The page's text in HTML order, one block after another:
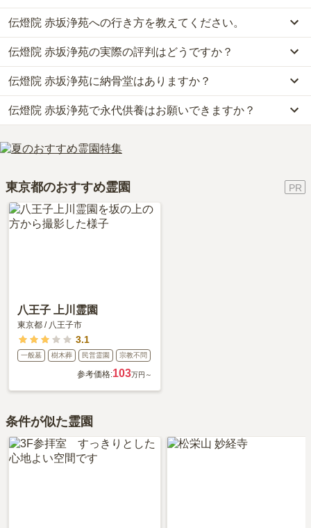
伝燈院 赤坂浄苑では、納骨堂が約150万円からお求めいただけま
す。
なお、伝燈院 赤坂浄苑がある東京都の相場は、納骨堂が約96万円
です。
お墓は、価格が高いものがよい、安いものが悪い、という訳ではあ
きる場所を選ぶことです。
伝燈院 赤坂浄苑への行き方を教えてください。
公共交通機関の場合、東京メトロ丸の内線、銀座線「赤坂見附駅」
から徒歩約2分です。
詳しいルートや地図は、本ページの「地図・交通アクセス」欄をご
確認ください。
伝燈院 赤坂浄苑の実際の評判はどうですか？
当サイトに寄せられた総合評価は、4.4点です。特に管理状況、周
辺施設が高く評価されています。
利用者様からは「法事などは、赤坂浄苑のある赤坂の銘菓をお供物
として数種類から選べ、墓参の際では毎日生花を上げているので、
お線香など何も持参せずに夜8時までお墓まいりに行けます。」と
伝燈院 赤坂浄苑に納骨堂はありますか？
はい、伝燈院 赤坂浄苑には1種類の納骨堂がございます。
費用は、約150万円からとなっております。
伝燈院 赤坂浄苑がある東京都の納骨堂の相場価格は、約96万円で
す。
費用・デメリットを解説！』をご覧ください。
伝燈院 赤坂浄苑で永代供養はお願いできますか？
はい、伝燈院 赤坂浄苑は永代供養に対応しています。
費用は、約150万円からとなっております。
円です。
永代供養について詳しく知りたい方は『
解説！』をご覧ください。
東京都のおすすめ霊園
八王子 上川霊園
東京都 / 八王子市
3.1
一般墓 樹木葬 民営霊園 宗教不問
参考価格:103万円～
条件が似た霊園